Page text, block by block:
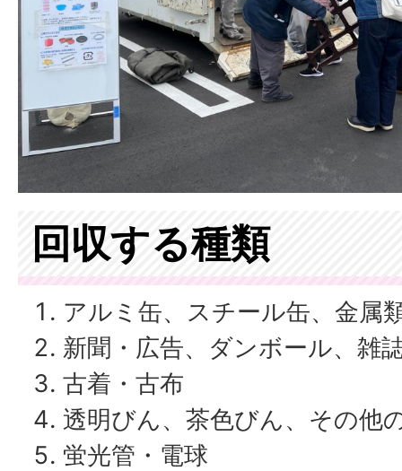
回収する種類
アルミ缶、スチール缶、金属
新聞・広告、ダンボール、雑
古着・古布
透明びん、茶色びん、その他
蛍光管・電球